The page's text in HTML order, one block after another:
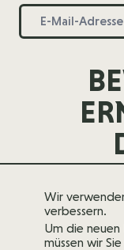
Wir
verbessern.
Um die neuen
müssen wir